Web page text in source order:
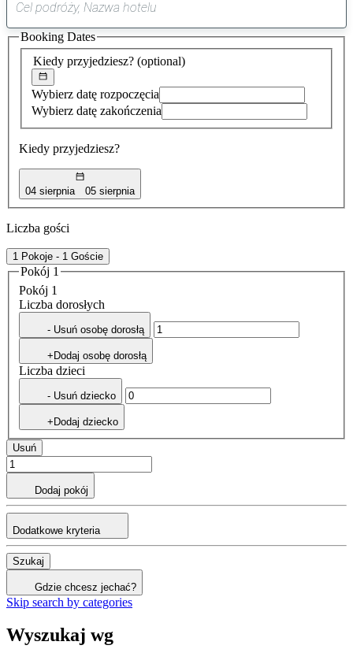
sugestia
została
znaleziona
Kiedy przyjedziesz? (optional)
Wybierz datę rozpoczęcia
Wybierz datę zakończenia
Kiedy przyjedziesz?
04 sierpnia 05 sierpnia
Booking Dates
Liczba gości
1 Pokoje - 1 Goście
Pokój 1
Pokój 1
Liczba dorosłych
- Usuń osobę dorosłą
+Dodaj osobę dorosłą
Liczba dzieci
- Usuń dziecko
+Dodaj dziecko
Usuń
Dodaj pokój
Dodatkowe kryteria
Szukaj
Gdzie chcesz jechać?
Skip search by categories
Wyszukaj wg